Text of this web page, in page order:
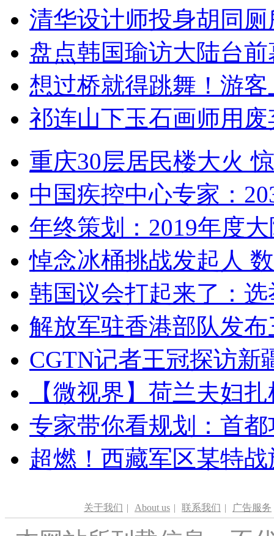
清华设计师投身胡同
盘点韩国瑜访大陆台
想过桥就得跳舞！游客
祁连山下玉石画师用
重庆30层居民楼大火
中国疾控中心专家：
年终策划：2019年度
悼念冰桶挑战发起人
韩国议会打起来了：
解放军驻香港部队发
CGTN记者王冠探访新
【微视界】荷兰夫妇
专家带你看规划：首
超燃！西藏军区某特
关于我们 | About us | 联系我们 | 广告服务